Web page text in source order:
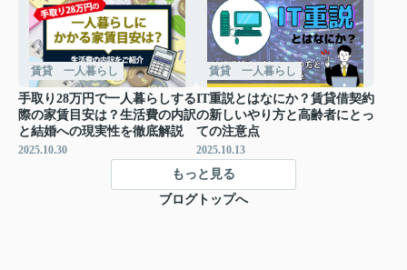
賃貸 一人暮らし
手取り28万円で一人暮らしする
際の家賃目安は？生活費の内訳
と結婚への現実性を徹底解説
2025.10.30
賃貸 一人暮らし
IT重説とはなにか？賃貸借契約
の新しいやり方と高齢者にとっ
ての注意点
2025.10.13
もっと見る
ブログトップへ